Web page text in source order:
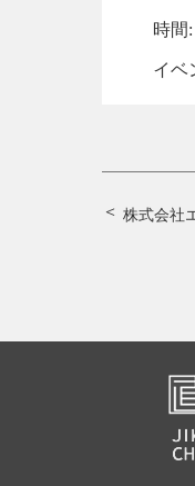
時間:
イベ
株式会社